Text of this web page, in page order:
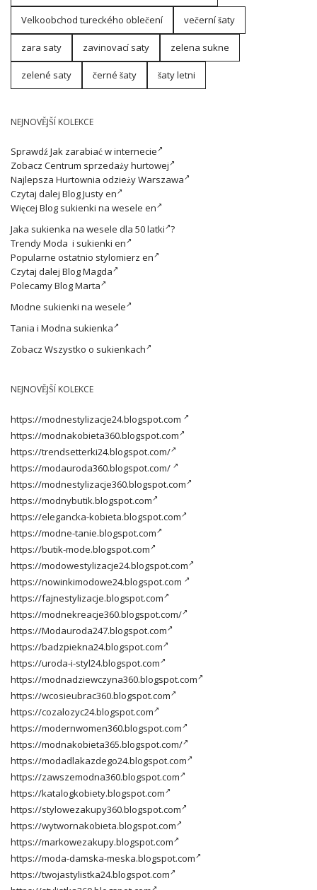
Velkoobchod tureckého oblečení večerní šaty
zara saty zavinovací saty zelena sukne
zelené saty černé šaty šaty letni
NEJNOVĚJŠÍ KOLEKCE
SprawdźJak zarabiać w internecie
Zobacz Centrum sprzedaży hurtowej
Najlepsza Hurtownia odzieży Warszawa
Czytaj dalej Blog Justy en
Więcej Blog sukienki na wesele en
Jaka sukienka na wesele dla 50 latki ?
TrendyModa i sukienki en
Popularne ostatnio stylomierz en
Czytaj dalej Blog Magda
PolecamyBlog Marta
Modne sukienki na wesele
Tania i Modna sukienka
Zobacz Wszystko o sukienkach
NEJNOVĚJŠÍ KOLEKCE
https://modnestylizacje24.blogspot.com
https://modnakobieta360.blogspot.com
https://trendsetterki24.blogspot.com/
https://modauroda360.blogspot.com/
https://modnestylizacje360.blogspot.com
https://modnybutik.blogspot.com
https://elegancka-kobieta.blogspot.com
https://modne-tanie.blogspot.com
https://butik-mode.blogspot.com
https://modowestylizacje24.blogspot.com
https://nowinkimodowe24.blogspot.com
https://fajnestylizacje.blogspot.com
https://modnekreacje360.blogspot.com/
https://Modauroda247.blogspot.com
https://badzpiekna24.blogspot.com
https://uroda-i-styl24.blogspot.com
https://modnadziewczyna360.blogspot.com
https://wcosieubrac360.blogspot.com
https://cozalozyc24.blogspot.com
https://modernwomen360.blogspot.com
https://modnakobieta365.blogspot.com/
https://modadlakazdego24.blogspot.com
https://zawszemodna360.blogspot.com
https://katalogkobiety.blogspot.com
https://stylowezakupy360.blogspot.com
https://wytwornakobieta.blogspot.com
https://markowezakupy.blogspot.com
https://moda-damska-meska.blogspot.com
https://twojastylistka24.blogspot.com